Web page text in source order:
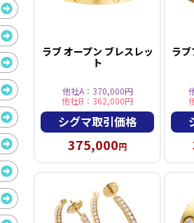
ラブ オープン ブレスレッ
ト
他社A：370,000円
他社B：362,000円
シグマ取引価格
375,000円
ラ